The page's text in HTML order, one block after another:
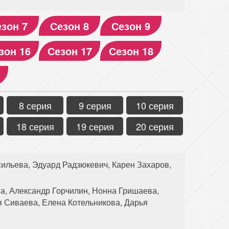
7 Сезон 8
Сезон 9
16
Сезон 17 Сезон 18
8 серия 9 серия
10 серия
18 серия
19 серия 20 серия
Эдуард Радзюкевич, Карен Захаров,
Александр Горчилин, Нонна Гришаева,
Елена Котельникова, Дарья